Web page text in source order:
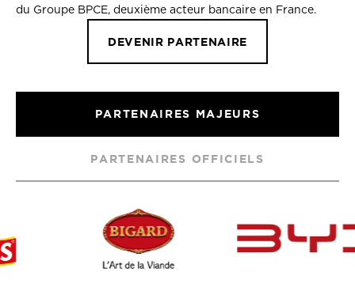
du Groupe BPCE, deuxième acteur bancaire en France.
DEVENIR PARTENAIRE
PARTENAIRES MAJEURS
PARTENAIRES OFFICIELS